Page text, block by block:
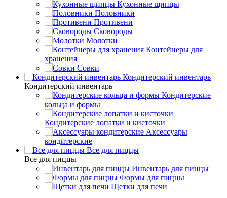
Кухонные щипцы
Половники
Противени
Сковороды
Молотки
Контейнеры для
хранения
Совки
Кондитерский инвентарь
Кондитерский инвентарь
Кондитерские
кольца и формы
Кондитерские лопатки и кисточки
Аксессуары
кондитерские
Все для пиццы
Все для пиццы
Инвентарь для пиццы
Формы для пиццы
Щетки для печи